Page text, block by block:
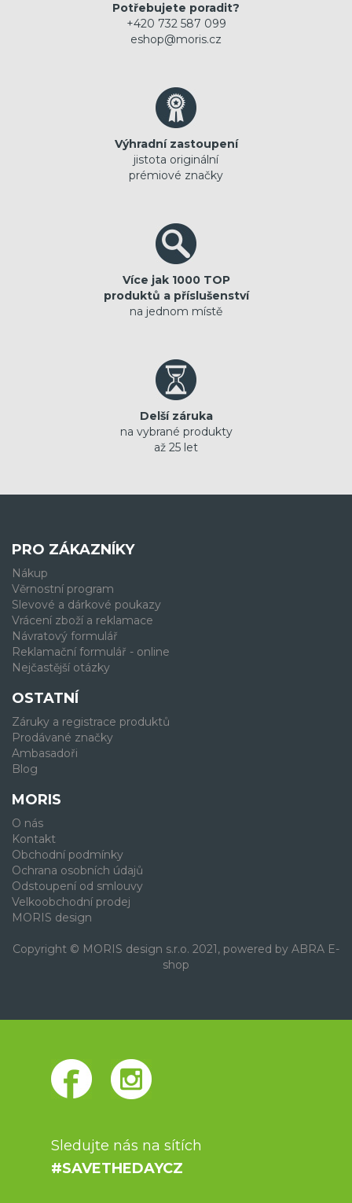
Potřebujete poradit?
+420 732 587 099
eshop@moris.cz
Výhradní zastoupení
jistota originální
prémiové značky
Více jak 1000 TOP
produktů a příslušenství
na jednom místě
Delší záruka
na vybrané produkty
až 25 let
PRO ZÁKAZNÍKY
Nákup
Věrnostní program
Slevové a dárkové poukazy
Vrácení zboží a reklamace
Návratový formulář
Reklamační formulář - online
Nejčastější otázky
OSTATNÍ
Záruky a registrace produktů
Prodávané značky
Ambasadoři
Blog
MORIS
O nás
Kontakt
Obchodní podmínky
Ochrana osobních údajů
Odstoupení od smlouvy
Velkoobchodní prodej
MORIS design
Copyright © MORIS design s.r.o. 2021, powered by ABRA E-
shop
Sledujte nás na sítích
#SAVETHEDAYCZ